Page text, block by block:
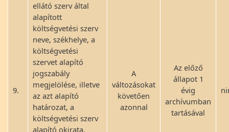
9.
ellátó szerv által
alapított
költségvetési szerv
neve, székhelye, a
költségvetési
szervet alapító
jogszabály
megjelölése, illetve
az azt alapító
határozat, a
költségvetési szerv
alapító okirata,
A
változásokat
követően
azonnal
Az előző
állapot 1
évig
archívumban
tartásával